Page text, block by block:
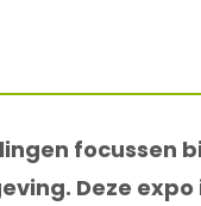
focussen
Deze expo